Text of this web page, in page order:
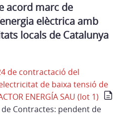
acord marc de
elèctrica amb
locals de Catalunya
de contractació del
de baixa tensió de
ENERGÍA SAU (lot 1)
Contractes: pendent de